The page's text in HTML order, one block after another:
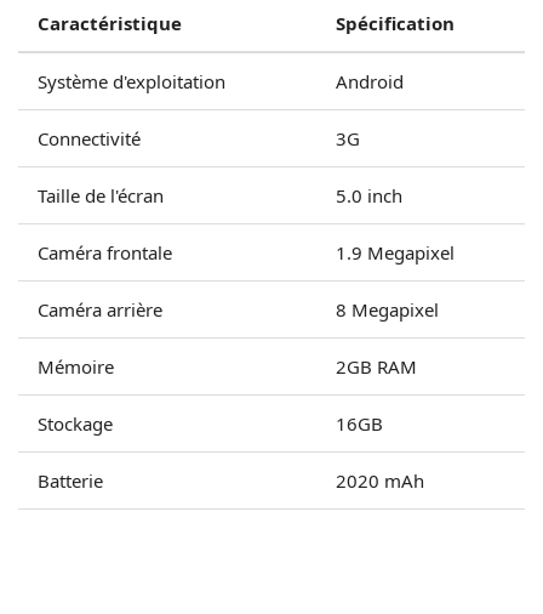
Caractéristique Spécification
Système d'exploitation Android
Connectivité 3G
Taille de l'écran 5.0 inch
Caméra frontale 1.9 Megapixel
Caméra arrière 8 Megapixel
Mémoire 2GB RAM
Stockage 16GB
Batterie 2020 mAh